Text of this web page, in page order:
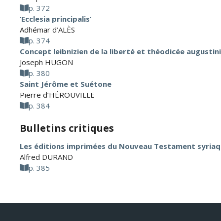
p. 372
‘Ecclesia principalis’
Adhémar d’ALÈS
p. 374
Concept leibnizien de la liberté et théodicée
Joseph HUGON
p. 380
Saint Jérôme et Suétone
Pierre d’HÉROUVILLE
p. 384
Bulletins critiques
Les éditions imprimées du Nouveau Testament
Alfred DURAND
p. 385